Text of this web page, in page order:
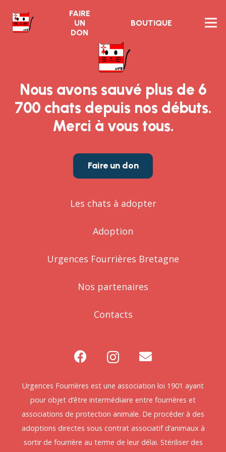
FAIRE
UN
DON
BOUTIQUE
Nous avons sauvé plus de 6
700 chats depuis nos débuts.
Merci à vous tous.
Faire un don
Les chats à adopter
Adoption
Urgences Fourrières Bretagne
Nos partenaires
Contacts
Urgences Fourrières est une association loi 1901 ayant
pour objet d’être intermédiaire entre fourrières et
associations de protection animale. De procéder à des
adoptions directes sous contrat associatif d’animaux à
sortir de fourrière au terme de leur délai. Stériliser des